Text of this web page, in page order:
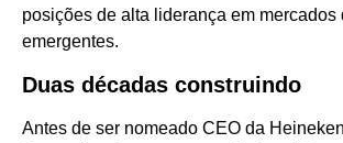
posições de alta liderança em
emergentes.
Duas décadas construindo
Antes de ser nomeado CEO da